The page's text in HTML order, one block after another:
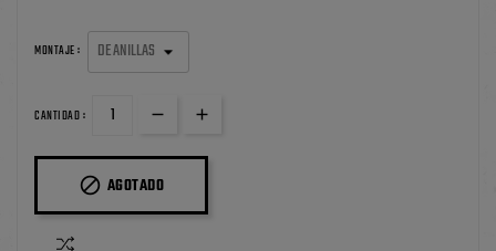
MONTAJE :
CANTIDAD :
 AGOTADO